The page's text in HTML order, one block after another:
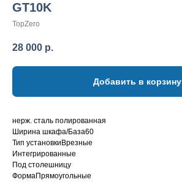
GT10K
TopZero
28 000 р.
Добавить в корзину
нерж. сталь полированная
Ширина шкафа/База60
Тип установкиВрезные
Интегрированные
Под столешницу
ФормаПрямоугольные